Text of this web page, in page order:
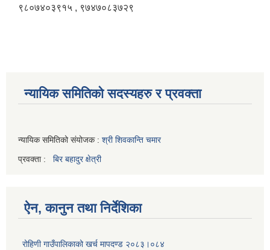
९८०७४०३९१५ , ९७४७०८३७२९
न्यायिक समितिको सदस्यहरु र प्रवक्ता
न्यायिक समितिको संयोजक : श्री शिवकान्ति चमार
प्रवक्ता : बिर बहादुर क्षेत्री
ऐन, कानुन तथा निर्देशिका
रोहिणी गाउँपालिकाको खर्च मापदण्ड २०८३।०८४